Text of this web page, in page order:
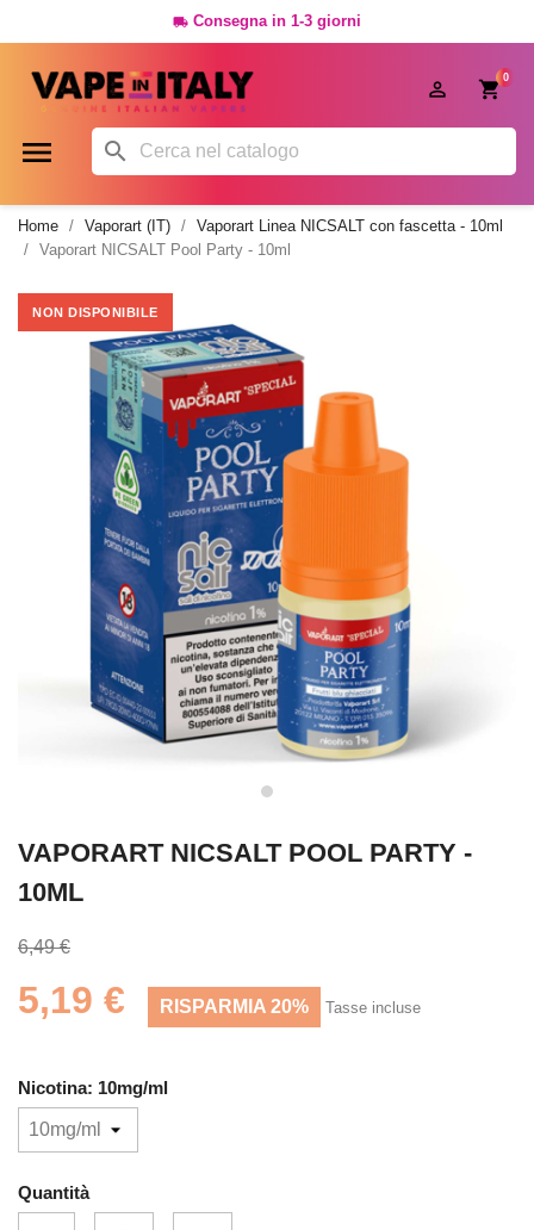
 Consegna in 1-3 giorni
0

 
Home Vaporart (IT)
Vaporart Linea NICSALT con fascetta - 10ml
Vaporart NICSALT Pool Party - 10ml
NON DISPONIBILE
VAPORART NICSALT POOL PARTY -
10ML
6,49 €
5,19 € RISPARMIA 20% Tasse incluse
Nicotina: 10mg/ml
Quantità